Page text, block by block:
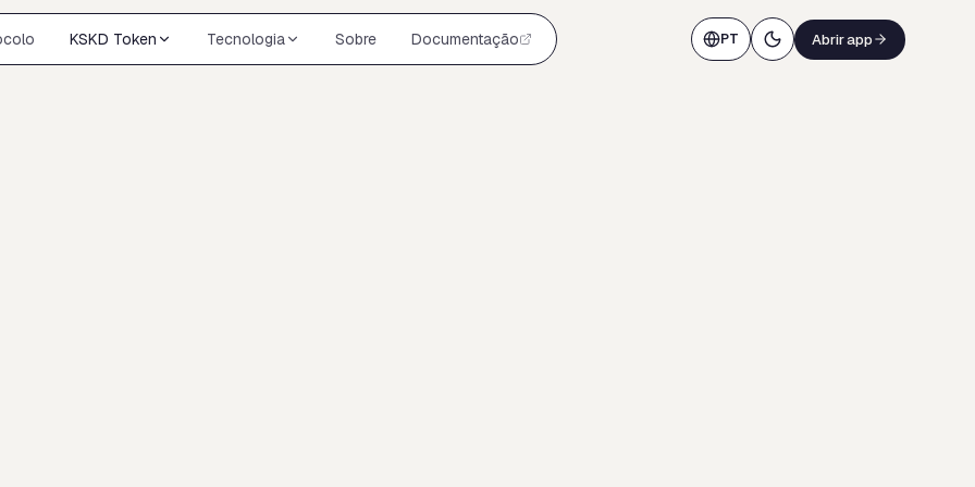
KSKD Token Tecnologia Sobre Documentação PT Abrir app